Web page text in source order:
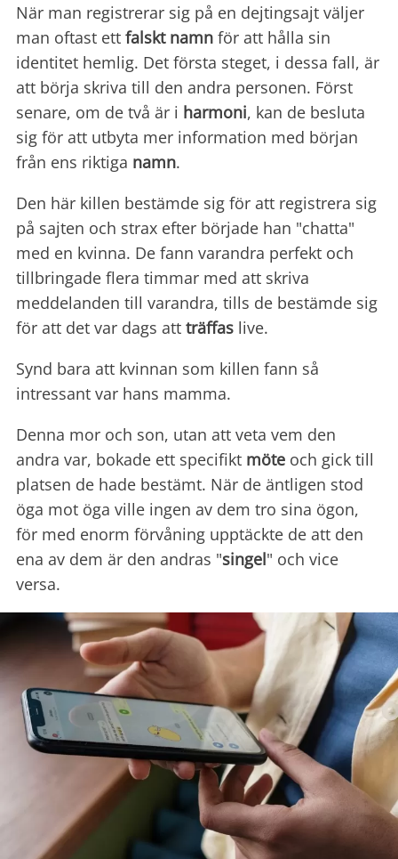
När man registrerar sig på en dejtingsajt väljer
man oftast ett falskt namn för att hålla sin
identitet hemlig. Det första steget, i dessa fall, är
att börja skriva till den andra personen. Först
senare, om de två är i harmoni, kan de besluta
sig för att utbyta mer information med början
från ens riktiga namn.
Den här killen bestämde sig för att registrera sig
på sajten och strax efter började han "chatta"
med en kvinna. De fann varandra perfekt och
tillbringade flera timmar med att skriva
meddelanden till varandra, tills de bestämde sig
för att det var dags att träffas live.
Synd bara att kvinnan som killen fann så
intressant var hans mamma.
Denna mor och son, utan att veta vem den
andra var, bokade ett specifikt möte och gick till
platsen de hade bestämt. När de äntligen stod
öga mot öga ville ingen av dem tro sina ögon,
för med enorm förvåning upptäckte de att den
ena av dem är den andras "singel" och vice
versa.